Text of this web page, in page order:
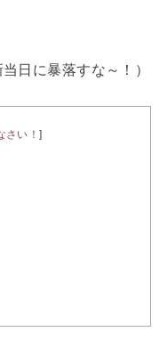
日に暴落すな～！）
さい！]